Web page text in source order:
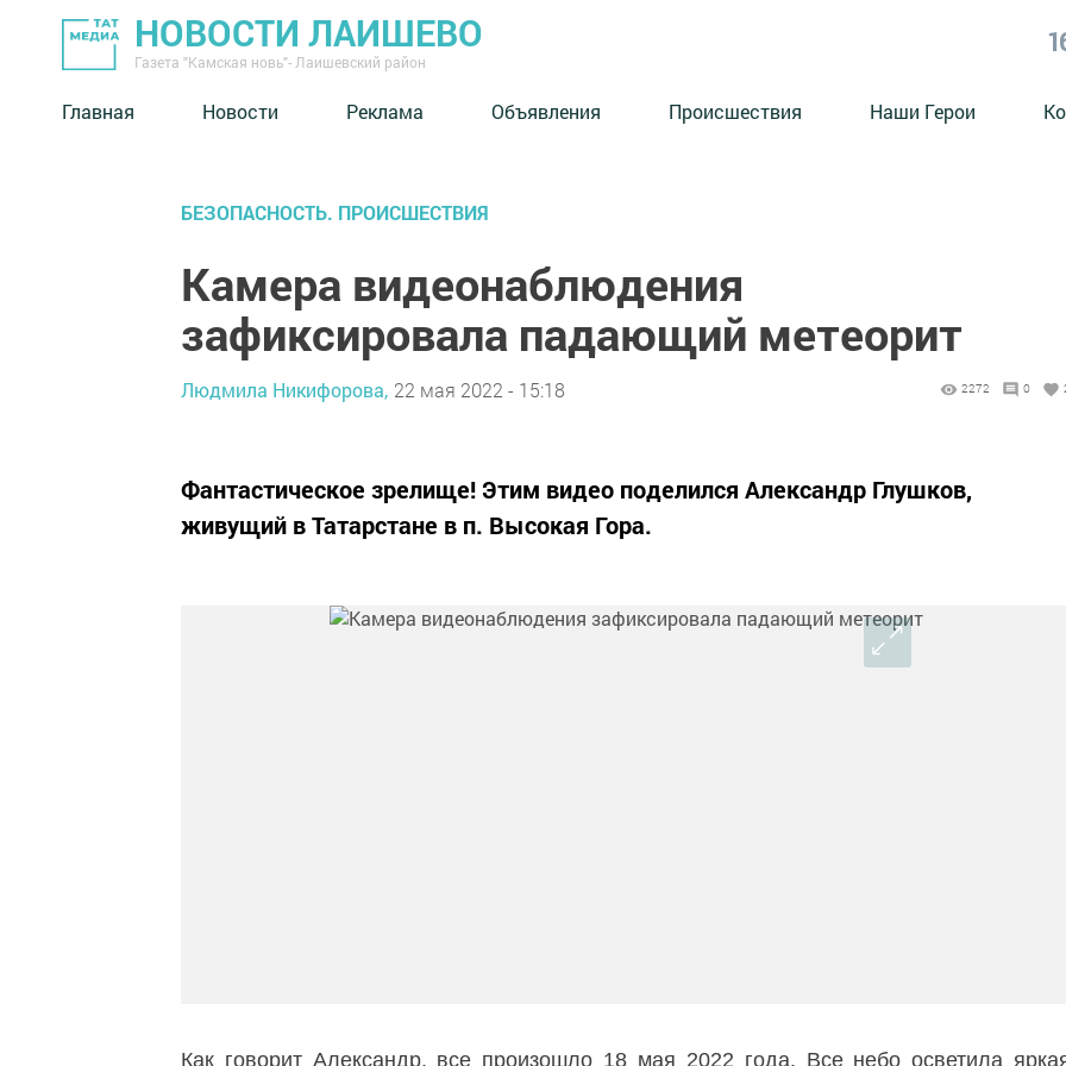
НОВОСТИ ЛАИШЕВО
Газета "Камская новь"- Лаишевский район
Главная Новости Реклама Объявления Происшествия Наши Герои
БЕЗОПАСНОСТЬ. ПРОИСШЕСТВИЯ
Камера видеонаблюдения
зафиксировала падающий метеорит
Людмила Никифорова, 22 мая 2022 - 15:18 2272 0
Фантастическое зрелище! Этим видео поделился Александр Глушков,
живущий в Татарстане в п. Высокая Гора.
Как говорит Александр, все произошло 18 мая 2022 года. Все небо осветила